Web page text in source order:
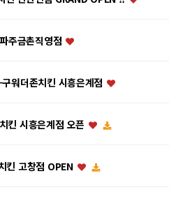
주금촌직영점
워더존치킨 시흥은계점
킨 시흥은계점 오픈
킨 고창점 OPEN